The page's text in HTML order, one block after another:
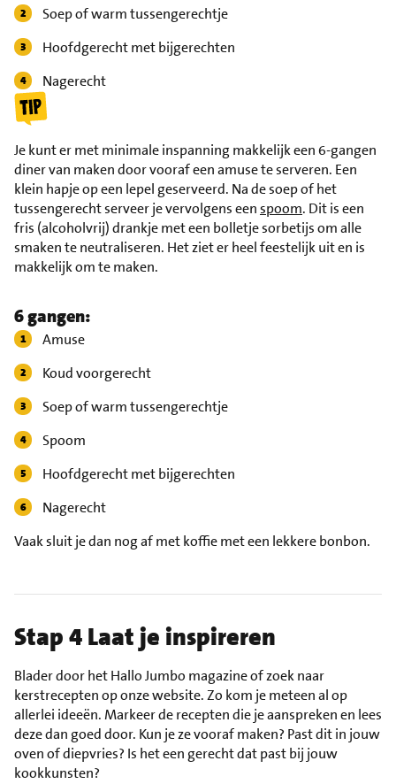
Soep of warm tussengerechtje
Hoofdgerecht met bijgerechten
Nagerecht
Je kunt er met minimale inspanning makkelijk een 6-gangen
diner van maken door vooraf een amuse te serveren. Een
klein hapje op een lepel geserveerd. Na de soep of het
tussengerecht serveer je vervolgens eenspoom. Dit is een
fris (alcoholvrij) drankje met een bolletje sorbetijs om alle
smaken te neutraliseren. Het ziet er heel feestelijk uit en is
makkelijk om te maken.
6 gangen:
Amuse
Koud voorgerecht
Soep of warm tussengerechtje
Spoom
Hoofdgerecht met bijgerechten
Nagerecht
Vaak sluit je dan nog af met koffie met een lekkere bonbon.
Stap 4 Laat je inspireren
Blader door het Hallo Jumbo magazine of zoek naar
kerstrecepten op onze website. Zo kom je meteen al op
allerlei ideeën. Markeer de recepten die je aanspreken en lees
deze dan goed door. Kun je ze vooraf maken? Past dit in jouw
oven of diepvries? Is het een gerecht dat past bij jouw
kookkunsten?